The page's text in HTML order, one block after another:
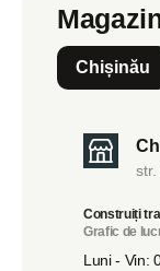
Chișinău
str.
Construiți
Grafic de
Luni - Vin: